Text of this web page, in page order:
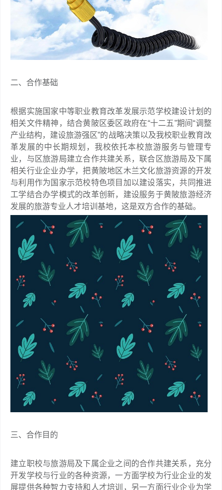
二、合作基础
根据实施国家中等职业教育改革发展示范学校建设计划的
相关文件精神，结合黄陂区委区政府在“十二五”期间“调整
产业结构，建设旅游强区”的战略决策以及我校职业教育改
革发展的中长期规划，我校依托本校旅游服务与管理专
业，与区旅游局建立合作共建关系，联合区旅游局及下属
相关行业企业办学，把黄陂地区木兰文化旅游资源的开发
与利用作为国家示范校特色项目加以建设落实，共同推进
工学结合办学模式的改革创新，建设服务于黄陂旅游经济
发展的旅游专业人才培训基地，这是双方合作的基础。
三、合作目的
建立职校与旅游局及下属企业之间的合作共建关系，充分
开发学校与行业的各种资源，一方面学校为行业企业的发
展提供各种智力支持和人才培训，另一方面行业企业为学